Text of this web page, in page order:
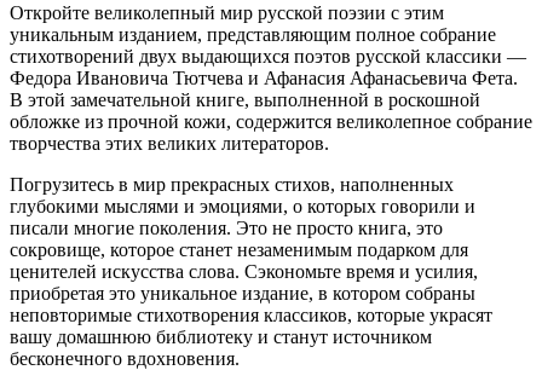
Откройте великолепный мир русской поэзии с этим
уникальным изданием, представляющим полное собрание
стихотворений двух выдающихся поэтов русской классики —
Федора Ивановича Тютчева и Афанасия Афанасьевича Фета.
В этой замечательной книге, выполненной в роскошной
обложке из прочной кожи, содержится великолепное собрание
творчества этих великих литераторов.
Погрузитесь в мир прекрасных стихов, наполненных
глубокими мыслями и эмоциями, о которых говорили и
писали многие поколения. Это не просто книга, это
сокровище, которое станет незаменимым подарком для
ценителей искусства слова. Сэкономьте время и усилия,
приобретая это уникальное издание, в котором собраны
неповторимые стихотворения классиков, которые украсят
вашу домашнюю библиотеку и станут источником
бесконечного вдохновения.